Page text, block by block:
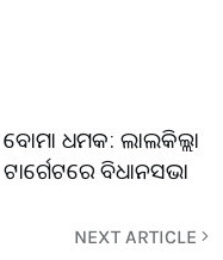
ଧମକ: ଲାଲକିଲ୍ଲା
ବିଧାନସଭା
NEXT ARTICLE